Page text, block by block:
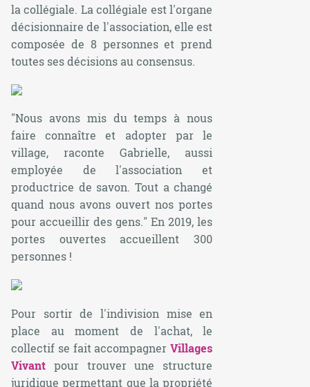
la collégiale. La collégiale est l'organe
décisionnaire de l'association, elle est
composée de 8 personnes et prend
toutes ses décisions au consensus.
"Nous avons mis du temps à nous
faire connaître et adopter par le
village, raconte Gabrielle, aussi
employée de l'association et
productrice de savon. Tout a changé
quand nous avons ouvert nos portes
pour accueillir des gens." En 2019, les
portes ouvertes accueillent 300
personnes !
Pour sortir de l'indivision mise en
place au moment de l'achat, le
collectif se fait accompagnerVillages
Vivant pour trouver une structure
juridique permettant que la propriété